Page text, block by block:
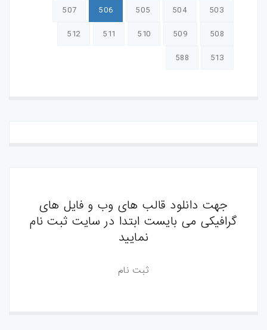
503
504
505
506
507
508
509
510
511
512
513
588
جهت دانلود قالب های وب و فایل های
گرافیکی می بایست ابتدا در سایت ثبت نام
نمایید
ثبت نام